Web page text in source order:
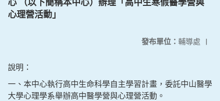
心 （以下簡稱本中心）辦理「高中生寒假醫學營與
心理營活動」
發布單位： 輔導處 |
說明：
一、本中心執行高中生命科學自主學習計畫，委託中山醫學
大學心理學系舉辦高中醫學營與心理營活動。